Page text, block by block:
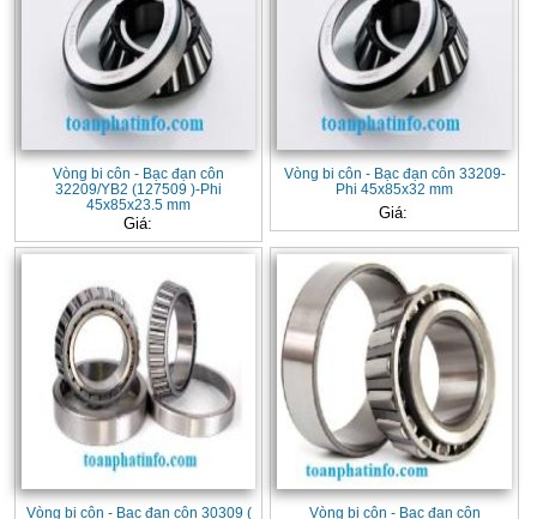
Vòng bi côn - Bạc đạn côn
32209/YB2 (127509 )-Phi
45x85x23.5 mm
Giá:
Vòng bi côn - Bạc đạn côn 33209-
Phi 45x85x32 mm
Giá:
Vòng bi côn - Bạc đạn côn 30309 ( Vòng bi côn - Bạc đạn côn